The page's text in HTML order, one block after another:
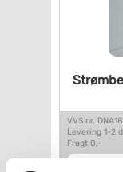
VVS nr.
Levering 1-2
Fragt 0,-